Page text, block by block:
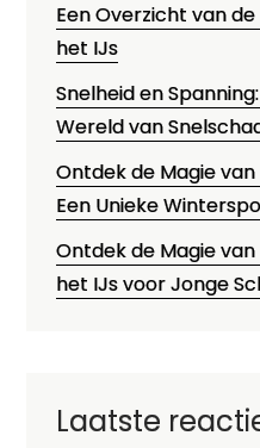
Een Overzicht van
het IJs
Snelheid en
Wereld van
Ontdek de Magie
Een Unieke
Ontdek de Magie
het IJs voor Jonge
Laatste